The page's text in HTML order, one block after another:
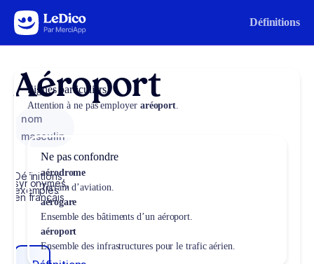
Aller au contenu Définitions
Aéroport
nom
masculin
Définitions,
synonymes,
exemples
en français
Signes particuliers
Attention à ne pas employer aréoport.
Ne pas confondre
aérodrome
Terrain d’aviation.
aérogare
Ensemble des bâtiments d’un aéroport.
aéroport
Ensemble des infrastructures pour le trafic aérien.